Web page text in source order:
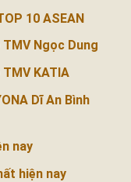
10 ASEAN
Ngọc Dung
KATIA
Dĩ An Bình
nay
hiện nay